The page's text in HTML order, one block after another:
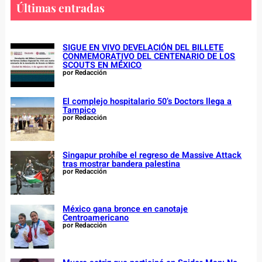
h
Últimas entradas
SIGUE EN VIVO DEVELACIÓN DEL BILLETE
CONMEMORATIVO DEL CENTENARIO DE LOS
SCOUTS EN MÉXICO
por Redacción
El complejo hospitalario 50’s Doctors llega a
Tampico
por Redacción
Singapur prohíbe el regreso de Massive Attack
tras mostrar bandera palestina
por Redacción
México gana bronce en canotaje
Centroamericano
por Redacción